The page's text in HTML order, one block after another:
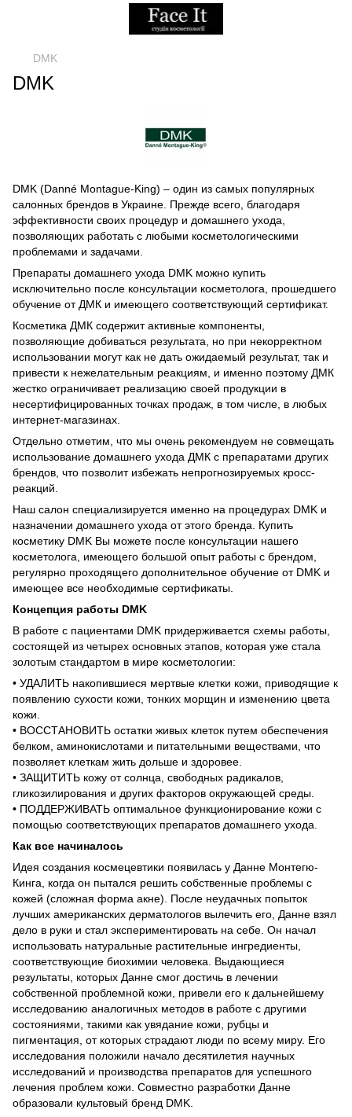
DMK
DMK
DMK (Danné Montague-King) – один из самых популярных
салонных брендов в Украине. Прежде всего, благодаря
эффективности своих процедур и домашнего ухода,
позволяющих работать с любыми косметологическими
проблемами и задачами.
Препараты домашнего ухода DMK можно купить
исключительно после консультации косметолога, прошедшего
обучение от ДМК и имеющего соответствующий сертификат.
Косметика ДМК содержит активные компоненты,
позволяющие добиваться результата, но при некорректном
использовании могут как не дать ожидаемый результат, так и
привести к нежелательным реакциям, и именно поэтому ДМК
жестко ограничивает реализацию своей продукции в
несертифицированных точках продаж, в том числе, в любых
интернет-магазинах.
Отдельно отметим, что мы очень рекомендуем не совмещать
использование домашнего ухода ДМК с препаратами других
брендов, что позволит избежать непрогнозируемых кросс-
реакций.
Наш салон специализируется именно на процедурах DMK и
назначении домашнего ухода от этого бренда. Купить
косметику DMK Вы можете после консультации нашего
косметолога, имеющего большой опыт работы с брендом,
регулярно проходящего дополнительное обучение от DMK и
имеющее все необходимые сертификаты.
Концепция работы DMK
В работе с пациентами DMK придерживается схемы работы,
состоящей из четырех основных этапов, которая уже стала
золотым стандартом в мире косметологии:
• УДАЛИТЬ накопившиеся мертвые клетки кожи, приводящие к
появлению сухости кожи, тонких морщин и изменению цвета
кожи.
• ВОССТАНОВИТЬ остатки живых клеток путем обеспечения
белком, аминокислотами и питательными веществами, что
позволяет клеткам жить дольше и здоровее.
• ЗАЩИТИТЬ кожу от солнца, свободных радикалов,
гликозилирования и других факторов окружающей среды.
• ПОДДЕРЖИВАТЬ оптимальное функционирование кожи с
помощью соответствующих препаратов домашнего ухода.
Как все начиналось
Идея создания космецевтики появилась у Данне Монтегю-
Кинга, когда он пытался решить собственные проблемы с
кожей (сложная форма акне). После неудачных попыток
лучших американских дерматологов вылечить его, Данне взял
дело в руки и стал экспериментировать на себе. Он начал
использовать натуральные растительные ингредиенты,
соответствующие биохимии человека. Выдающиеся
результаты, которых Данне смог достичь в лечении
собственной проблемной кожи, привели его к дальнейшему
исследованию аналогичных методов в работе с другими
состояниями, такими как увядание кожи, рубцы и
пигментация, от которых страдают люди по всему миру. Его
исследования положили начало десятилетия научных
исследований и производства препаратов для успешного
лечения проблем кожи. Совместно разработки Данне
образовали культовый бренд DMK.